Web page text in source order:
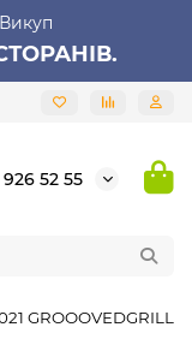
52 55
GROOOVEDGRILL